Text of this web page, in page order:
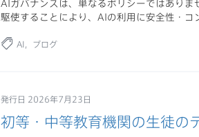
AIガバナンスは、単なるポリシーではあり
駆使することにより、AIの利用に安全性・コ
AI ブログ
発行日 2026年7月23日
初等・中等教育機関の生徒の